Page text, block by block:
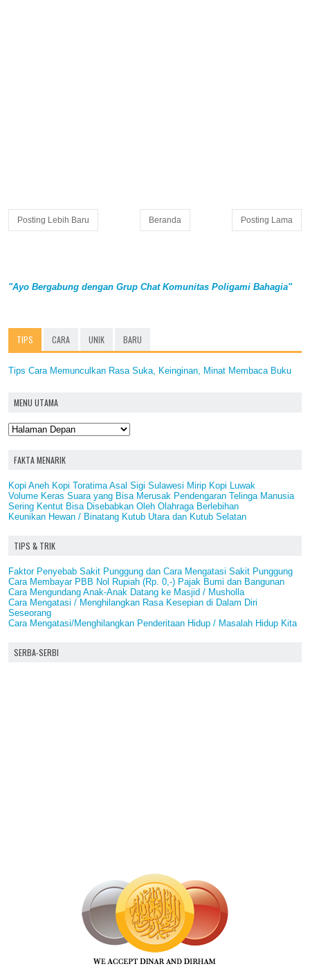
Posting Lebih Baru Posting Lama
Beranda
"Ayo Bergabung dengan Grup Chat Komunitas Poligami Bahagia"
TIPS CARA UNIK BARU
Tips Cara Memunculkan Rasa Suka, Keinginan, Minat Membaca Buku
MENU UTAMA
FAKTA MENARIK
Kopi Aneh Kopi Toratima Asal Sigi Sulawesi Mirip Kopi Luwak
Volume Keras Suara yang Bisa Merusak Pendengaran Telinga Manusia
Sering Kentut Bisa Disebabkan Oleh Olahraga Berlebihan
Keunikan Hewan / Binatang Kutub Utara dan Kutub Selatan
TIPS & TRIK
Faktor Penyebab Sakit Punggung dan Cara Mengatasi Sakit Punggung
Cara Membayar PBB Nol Rupiah (Rp. 0,-) Pajak Bumi dan Bangunan
Cara Mengundang Anak-Anak Datang ke Masjid / Musholla
Cara Mengatasi / Menghilangkan Rasa Kesepian di Dalam Diri
Seseorang
Cara Mengatasi/Menghilangkan Penderitaan Hidup / Masalah Hidup Kita
SERBA-SERBI